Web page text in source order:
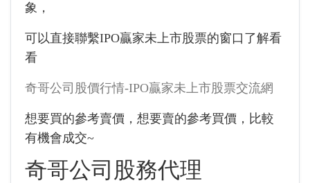
象，
可以直接聯繫IPO贏家未上市股票的窗口了解看
看
奇哥公司股價行情-IPO贏家未上市股票交流網
想要買的參考賣價，想要賣的參考買價，比較
有機會成交~
奇哥公司股務代理